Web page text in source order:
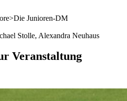
Junioren-DM
Stolle, Alexandra Neuhaus
Veranstaltung